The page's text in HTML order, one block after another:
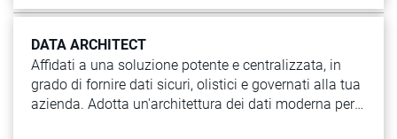
DATA ARCHITECT
Affidati a una soluzione potente e centralizzata, in
grado di fornire dati sicuri, olistici e governati alla tua
azienda. Adotta un'architettura dei dati moderna per